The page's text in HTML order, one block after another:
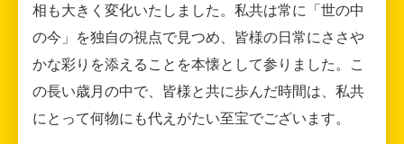
相も大きく変化いたしました。私共は常に「世の中
の今」を独自の視点で見つめ、皆様の日常にささや
かな彩りを添えることを本懐として参りました。こ
の長い歳月の中で、皆様と共に歩んだ時間は、私共
にとって何物にも代えがたい至宝でございます。